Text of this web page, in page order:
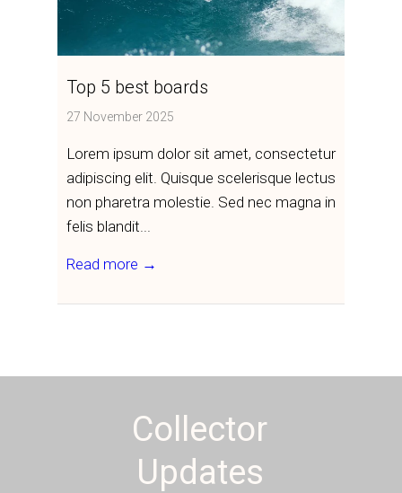
Top 5 best boards
27 November 2025
Lorem ipsum dolor sit amet, consectetur
adipiscing elit. Quisque scelerisque lectus
non pharetra molestie. Sed nec magna in
felis blandit...
Read more →
Collector
Updates